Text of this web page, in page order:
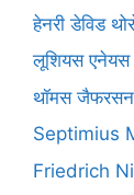
हेनरी डेविड
लूशियस
थॉमस जैफरसन
Septimius
Friedrich